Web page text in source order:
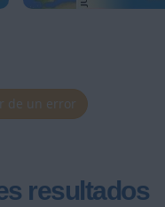
de un error
resultados